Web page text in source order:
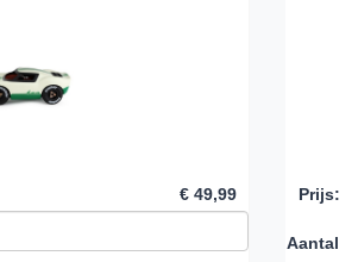
€ 49,99 Prijs:
Aantal